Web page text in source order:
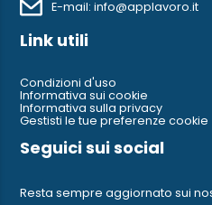
E-mail: info@applavoro.it
Link utili
Condizioni d'uso
Informativa sui cookie
Informativa sulla privacy
Gestisti le tue preferenze cookie
Seguici sui social
Resta sempre aggiornato sui